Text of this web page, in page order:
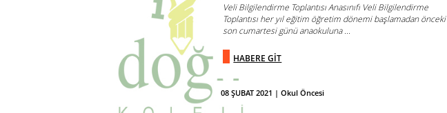
08 ŞUBAT 2021 | Okul Öncesi
Veli Bilgilendirme Toplantısı Anasınıfı Veli Bilgilendirme
Toplantısı her yıl eğitim öğretim dönemi başlamadan önceki
son cumartesi günü anaokuluna ...
HABERE GİT